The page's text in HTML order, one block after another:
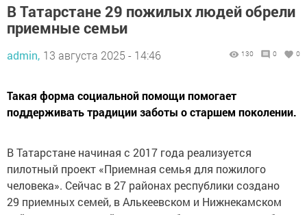
В Татарстане 29 пожилых людей обрели
приемные семьи
admin, 13 августа 2025 - 14:46 130 0 0
Такая форма социальной помощи помогает
поддерживать традиции заботы о старшем поколении.
В Татарстане начиная с 2017 года реализуется
пилотный проект «Приемная семья для пожилого
человека». Сейчас в 27 районах республики создано
29 приемных семей, в Алькеевском и Нижнекамском